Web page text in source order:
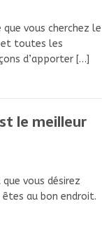
vous cherchez le
et toutes les
d’apporter […]
le meilleur
vous désirez
au bon endroit.